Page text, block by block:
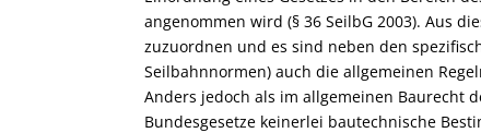
angenommen wird (§ 36 SeilbG 2003). Aus
zuzuordnen und es sind neben den
Seilbahnnormen) auch die allgemeinen
Anders jedoch als im allgemeinen Baurecht
Bundesgesetze keinerlei bautechnische